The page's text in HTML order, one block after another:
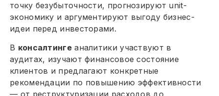
точку безубыточности, прогнозируют unit-
экономику и аргументируют выгоду бизнес-
идеи перед инвесторами.
В консалтингеаналитики участвуют в
аудитах, изучают финансовое состояние
клиентов и предлагают конкретные
рекомендации по повышению эффективности